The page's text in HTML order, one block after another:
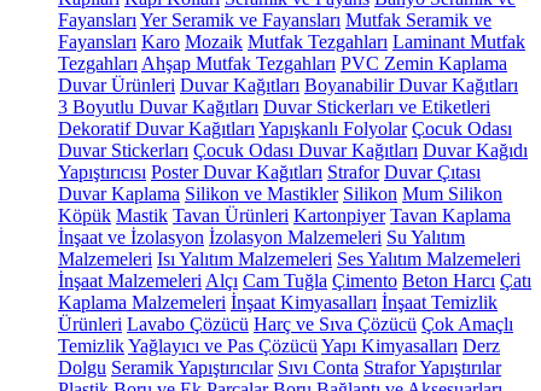
Fayansları Yer Seramik ve Fayansları Mutfak Seramik ve
Fayansları Karo Mozaik Mutfak Tezgahları Laminant Mutfak
Tezgahları Ahşap Mutfak Tezgahları PVC Zemin Kaplama
Duvar Ürünleri Duvar Kağıtları Boyanabilir Duvar Kağıtları
3 Boyutlu Duvar Kağıtları Duvar Stickerları ve Etiketleri
Dekoratif Duvar Kağıtları Yapışkanlı Folyolar Çocuk Odası
Duvar Stickerları Çocuk Odası Duvar Kağıtları Duvar Kağıdı
Yapıştırıcısı Poster Duvar Kağıtları Strafor Duvar Çıtası
Duvar Kaplama Silikon ve Mastikler Silikon Mum Silikon
Köpük Mastik Tavan Ürünleri Kartonpiyer Tavan Kaplama
İnşaat ve İzolasyon İzolasyon Malzemeleri Su Yalıtım
Malzemeleri Isı Yalıtım Malzemeleri Ses Yalıtım Malzemeleri
İnşaat Malzemeleri Alçı Cam Tuğla Çimento Beton Harcı Çatı
Kaplama Malzemeleri İnşaat Kimyasalları İnşaat Temizlik
Ürünleri Lavabo Çözücü Harç ve Sıva Çözücü Çok Amaçlı
TemizlikYağlayıcı ve Pas Çözücü Yapı Kimyasalları Derz
Dolgu Seramik Yapıştırıcılar Sıvı Conta Strafor Yapıştırılar